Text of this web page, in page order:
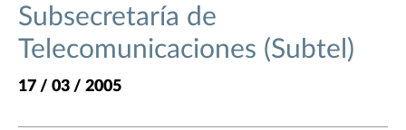
Subsecretaría de
Telecomunicaciones (Subtel)
17 / 03 / 2005